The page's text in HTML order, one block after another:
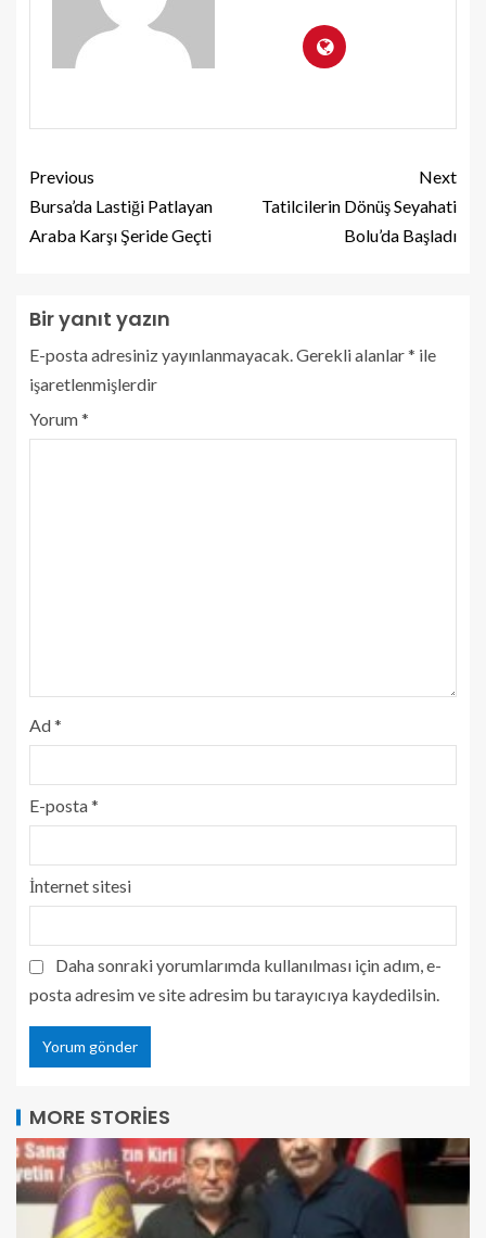
Previous
Bursa’da Lastiği Patlayan
Araba Karşı Şeride Geçti
Next
Tatilcilerin Dönüş Seyahati
Bolu’da Başladı
Bir yanıt yazın
E-posta adresiniz yayınlanmayacak. Gerekli alanlar* ile
işaretlenmişlerdir
Yorum*
Ad*
E-posta*
İnternet sitesi
Daha sonraki yorumlarımda kullanılması için adım, e-
posta adresim ve site adresim bu tarayıcıya kaydedilsin.
MORE STORIES